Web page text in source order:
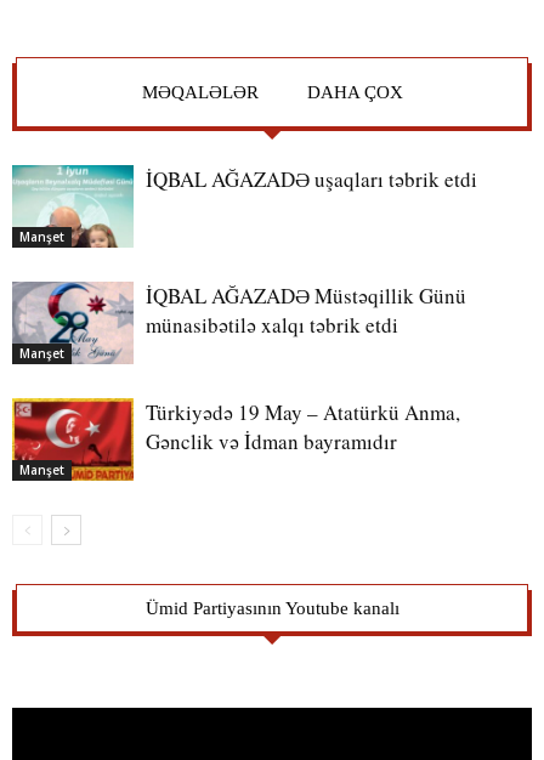
MƏQALƏLƏR DAHA ÇOX
Manşet
İQBAL AĞAZADƏ uşaqları təbrik etdi
Manşet
İQBAL AĞAZADƏ Müstəqillik Günü
münasibətilə xalqı təbrik etdi
Manşet
Türkiyədə 19 May – Atatürkü Anma,
Gənclik və İdman bayramıdır
Ümid Partiyasının Youtube kanalı